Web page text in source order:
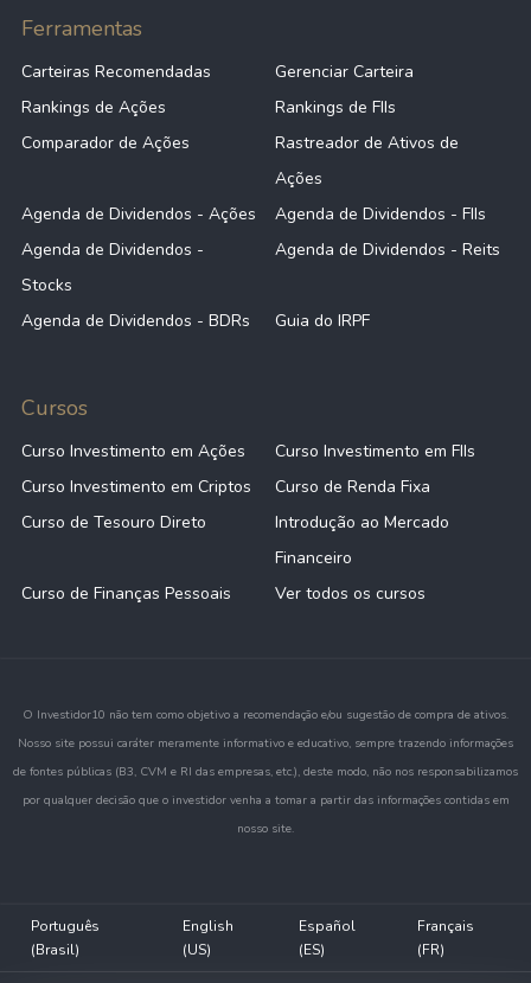
Ferramentas
Carteiras Recomendadas
Gerenciar Carteira
Rankings de Ações
Rankings de FIIs
Comparador de Ações
Rastreador de Ativos de
Ações
Agenda de Dividendos - Ações
Agenda de Dividendos - FIIs
Agenda de Dividendos -
Stocks
Agenda de Dividendos - Reits
Agenda de Dividendos - BDRs Guia do IRPF
Cursos
Curso Investimento em Ações
Curso Investimento em FIIs
Curso Investimento em Criptos
Curso de Renda Fixa
Curso de Tesouro Direto
Introdução ao Mercado
Financeiro
Curso de Finanças Pessoais
Ver todos os cursos
O Investidor10 não tem como objetivo a recomendação e/ou sugestão de compra de ativos.
Nosso site possui caráter meramente informativo e educativo, sempre trazendo informações
de fontes públicas (B3, CVM e RI das empresas, etc.), deste modo, não nos responsabilizamos
por qualquer decisão que o investidor venha a tomar a partir das informações contidas em
nosso site.
Português
(Brasil)
English
(US)
Español
(ES)
Français
(FR)